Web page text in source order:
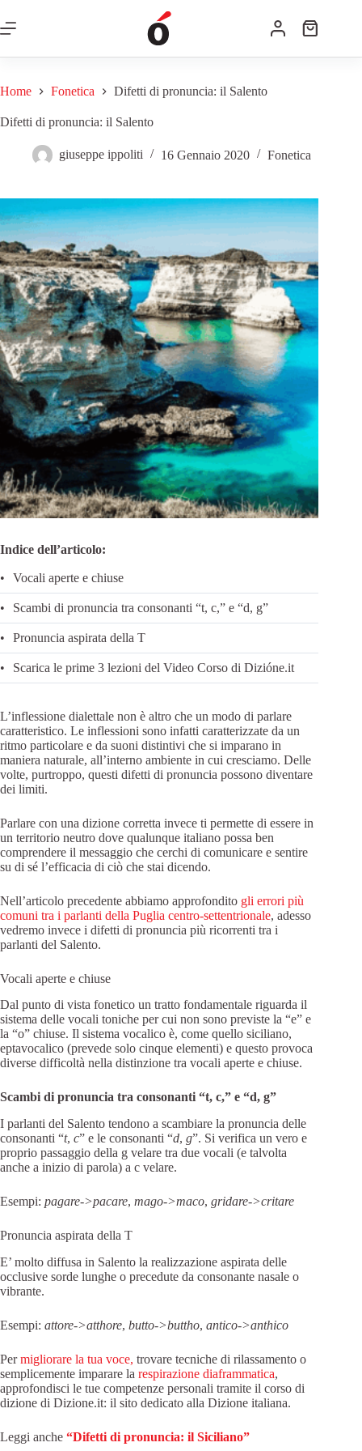
Home Fonetica Difetti di pronuncia: il Salento
Difetti di pronuncia: il Salento
giuseppe ippoliti 16 Gennaio 2020 Fonetica
Indice dell’articolo:
Vocali aperte e chiuse
Scambi di pronuncia tra consonanti “t, c,” e “d, g”
Pronuncia aspirata della T
Scarica le prime 3 lezioni del Video Corso di Dizióne.it
L’inflessione dialettale non è altro che un modo di parlare
caratteristico. Le inflessioni sono infatti caratterizzate da un
ritmo particolare e da suoni distintivi che si imparano in
maniera naturale, all’interno ambiente in cui cresciamo. Delle
volte, purtroppo, questi difetti di pronuncia possono diventare
dei limiti.
Parlare con una dizione corretta invece ti permette di essere in
un territorio neutro dove qualunque italiano possa ben
comprendere il messaggio che cerchi di comunicare e sentire
su di sé l’efficacia di ciò che stai dicendo.
Nell’articolo precedente abbiamo approfondito gli errori più
comuni tra i parlanti della Puglia centro-settentrionale, adesso
vedremo invece i difetti di pronuncia più ricorrenti tra i
parlanti del Salento.
Vocali aperte e chiuse
Dal punto di vista fonetico un tratto fondamentale riguarda il
sistema delle vocali toniche per cui non sono previste la “e” e
la “o” chiuse. Il sistema vocalico è, come quello siciliano,
eptavocalico (prevede solo cinque elementi) e questo provoca
diverse difficoltà nella distinzione tra vocali aperte e chiuse.
Scambi di pronuncia tra consonanti “t, c,” e “d, g”
I parlanti del Salento tendono a scambiare la pronuncia delle
consonanti “t, c” e le consonanti “d, g”. Si verifica un vero e
proprio passaggio della g velare tra due vocali (e talvolta
anche a inizio di parola) a c velare.
Esempi: pagare->pacare, mago->maco, gridare->critare
Pronuncia aspirata della T
E’ molto diffusa in Salento la realizzazione aspirata delle
occlusive sorde lunghe o precedute da consonante nasale o
vibrante.
Esempi: attore->atthore, butto->buttho, antico->anthico
Permigliorare la tua voce, trovare tecniche di rilassamento o
semplicemente imparare la respirazione diaframmatica,
approfondisci le tue competenze personali tramite il corso di
dizione di Dizione.it: il sito dedicato alla Dizione italiana.
Leggi anche “Difetti di pronuncia: il Siciliano”